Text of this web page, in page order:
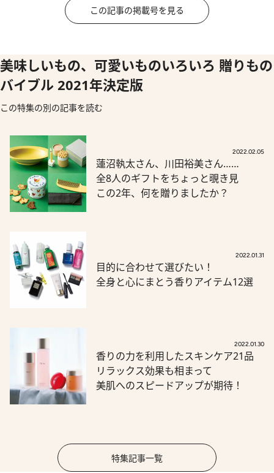
この記事の掲載号を見る
美味しいもの、可愛いものいろいろ 贈りもの
バイブル 2021年決定版
この特集の別の記事を読む
2022.02.05
蓮沼執太さん、川田裕美さん……
全8人のギフトをちょっと覗き見
この2年、何を贈りましたか？
2022.01.31
目的に合わせて選びたい！
全身と心にまとう香りアイテム12選
2022.01.30
香りの力を利用したスキンケア21品
リラックス効果も相まって
美肌へのスピードアップが期待！
特集記事一覧